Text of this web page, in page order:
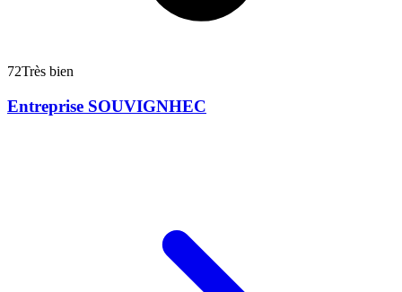
72Très bien
Entreprise SOUVIGNHEC